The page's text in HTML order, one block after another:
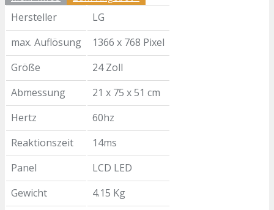
Hersteller
LG
max. Auflösung
1366 x 768 Pixel
Größe
24 Zoll
Abmessung
21 x 75 x 51 cm
Hertz
60hz
Reaktionszeit
14ms
Panel
LCD LED
Gewicht
4.15 Kg